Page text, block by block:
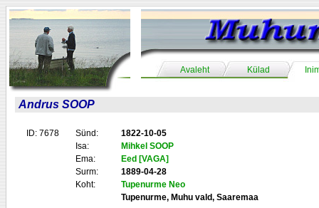
Avaleht Külad
Andrus SOOP
ID: 7678 Sünd:
1822-10-05
Isa:
Mihkel SOOP
Ema:
Eed [VAGA]
Surm:
1889-04-28
Koht:
Tupenurme Neo
Tupenurme, Muhu vald, Saaremaa